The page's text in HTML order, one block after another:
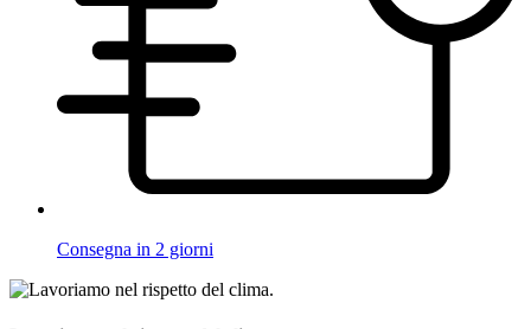
Consegna in 2 giorni